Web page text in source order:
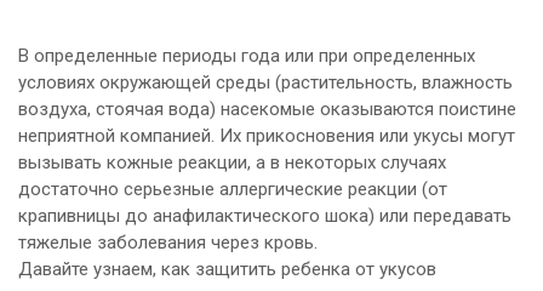
В определенные периоды года или при определенных
условиях окружающей среды (растительность, влажность
воздуха, стоячая вода) насекомые оказываются поистине
неприятной компанией. Их прикосновения или укусы могут
вызывать кожные реакции, а в некоторых случаях
достаточно серьезные аллергические реакции (от
крапивницы до анафилактического шока) или передавать
тяжелые заболевания через кровь.
Давайте узнаем, как защитить ребенка от укусов